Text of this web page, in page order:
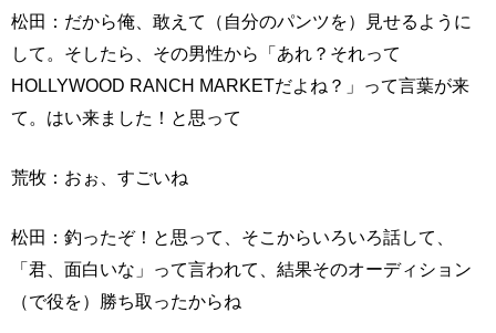
松田：だから俺、敢えて（自分のパンツを）見せるように
して。そしたら、その男性から「あれ？それって
HOLLYWOOD RANCH MARKETだよね？」って言葉が来
て。はい来ました！と思って
荒牧：おぉ、すごいね
松田：釣ったぞ！と思って、そこからいろいろ話して、
「君、面白いな」って言われて、結果そのオーディション
（で役を）勝ち取ったからね